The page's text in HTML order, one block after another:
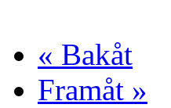
« Bakåt
Framåt »